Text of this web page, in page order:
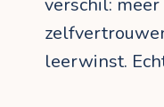
verschil:
leerwinst.